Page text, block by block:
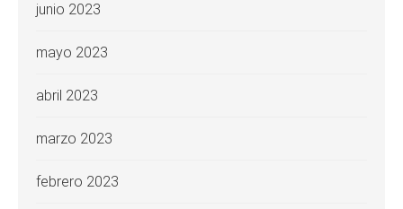
junio 2023
mayo 2023
abril 2023
marzo 2023
febrero 2023